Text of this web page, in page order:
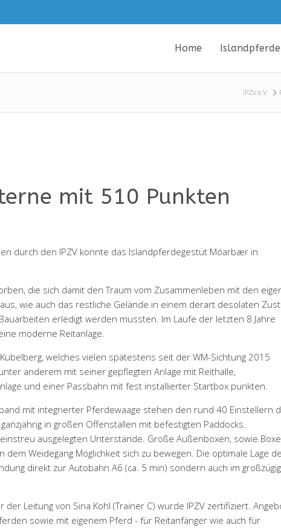
Home Islandpferde
IPZV e.V.
mit 510 Punkten
durch den IPZV konnte das Islandpferdegestüt Móarbær in
die sich damit den Traum vom Zusammenleben mit den
wie auch das restliche Gelände in einem derart desolaten
erledigt werden mussten. Im Laufe der letzten 8 Jahre
moderne Reitanlage.
welches vielen spätestens seit der WM-Sichtung 2015
anderem mit seiner gepflegten Anlage mit Reithalle,
und einer Passbahn mit fest installierter Startbox punkten.
mit integrierter Pferdewaage stehen den rund 40 Einstellern
in großen Offenställen mit befestigten Paddocks.
ausgelegten Unterstände. Große Außenboxen, sowie
Weidegang Möglichkeit sich zu bewegen. Die optimale Lage
direkt zur Autobahn A6 (ca. 5 min) sondern auch im
Leitung von Sina Kohl (Trainer C) wurde IPZV zertifiziert.
sowie mit eigenem Pferd - für Reitanfänger wie auch für